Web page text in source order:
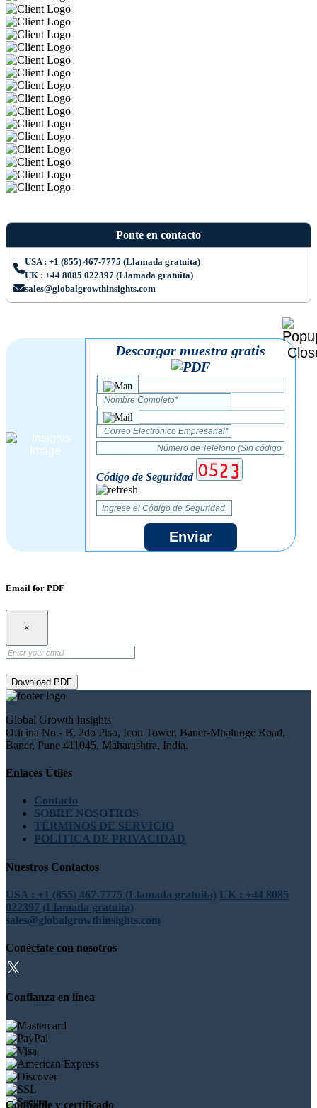
Ponte en contacto
USA : +1 (855) 467-7775 (Llamada gratuita)
UK : +44 8085 022397 (Llamada gratuita)
sales@globalgrowthinsights.com
Descargar muestra gratis
Código de Seguridad
Enviar
Email for PDF
×
Download PDF
Global Growth Insights
Oficina No.- B, 2do Piso, Icon Tower, Baner-Mhalunge Road,
Baner, Pune 411045, Maharashtra, India.
Enlaces Útiles
Contacto
SOBRE NOSOTROS
TÉRMINOS DE SERVICIO
POLÍTICA DE PRIVACIDAD
Nuestros Contactos
USA : +1 (855) 467-7775 (Llamada gratuita) UK : +44 8085
022397 (Llamada gratuita)
sales@globalgrowthinsights.com
Conéctate con nosotros
Confianza en línea
Confiable y certificado